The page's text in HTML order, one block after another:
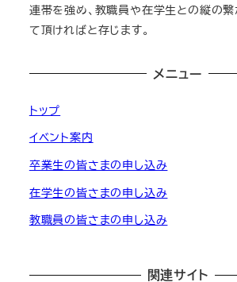
連帯を強め、教職員や在学生との縦の繋
て頂ければと存じます。
メニュー
トップ
イベント案内
卒業生の皆さまの申し込み
在学生の皆さまの申し込み
教職員の皆さまの申し込み
関連サイト